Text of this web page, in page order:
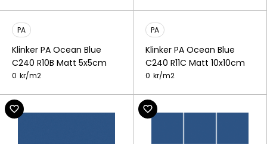
PA
Klinker PA Ocean Blue
C240 R10B Matt 5x5cm
0 kr/m2
PA
Klinker PA Ocean Blue
C240 R11C Matt 10x10cm
0 kr/m2